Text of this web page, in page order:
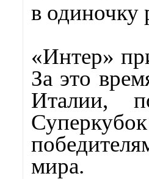
в одиночку
«Интер»
За это
Италии,
мира.